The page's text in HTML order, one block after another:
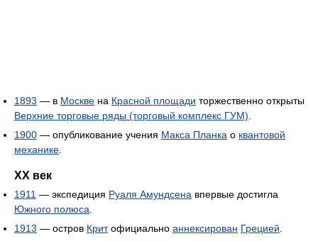
1893 — в Москве на Красной площади торжественно открыты
Верхние торговые ряды (торговый комплекс ГУМ)
1900 — опубликование учения Макса Планка о квантовой
механике
XX век
1911 — экспедиция Руаля Амундсена впервые достигла
Южного полюса
1913 — остров Критофициально аннексирован Грецией